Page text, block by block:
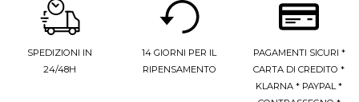
SPEDIZIONI IN
24/48H
14 GIORNI PER IL
RIPENSAMENTO
PAGAMENTI SICURI *
CARTA DI CREDITO *
KLARNA * PAYPAL *